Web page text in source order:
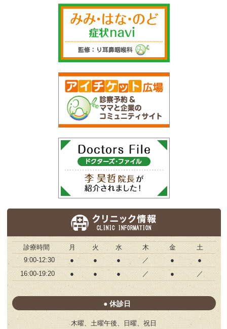
診療時間 月 火 水 木 金
土
9:00-12:30
● ● ● ／ ●
●
16:00-19:20
● ● ● ／ ● ／
● 休診日
木曜、土曜午後、日曜、祝日